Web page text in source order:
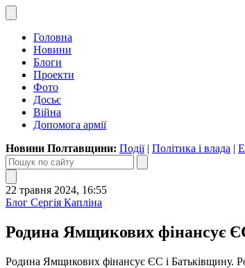
Головна
Новини
Блоги
Проекти
Фото
Досьє
Війна
Допомога армії
Новини Полтавщини: Події| Політика і влада |
22 травня 2024, 16:55
Блог Сергія Капліна
Родина Ямщикових фінансує
Родина Ямщикових фінансує ЄС і Батьківщину.